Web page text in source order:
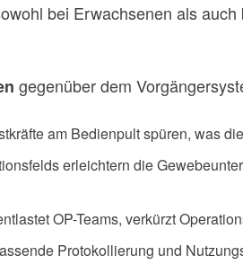
bei Erwachsenen als
gegenüber dem
am Bedienpult spüren, was
erleichtern die
OP-Teams, verkürzt
Protokollierung und